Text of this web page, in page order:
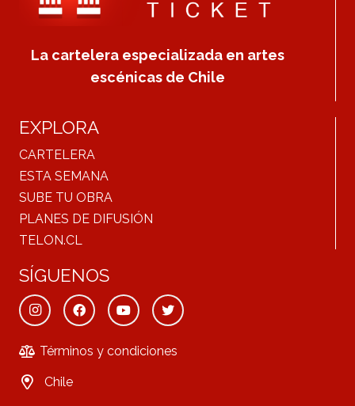
La cartelera especializada en artes
escénicas de Chile
EXPLORA
CARTELERA
ESTA SEMANA
SUBE TU OBRA
PLANES DE DIFUSIÓN
TELON.CL
SÍGUENOS
Términos y condiciones
Chile